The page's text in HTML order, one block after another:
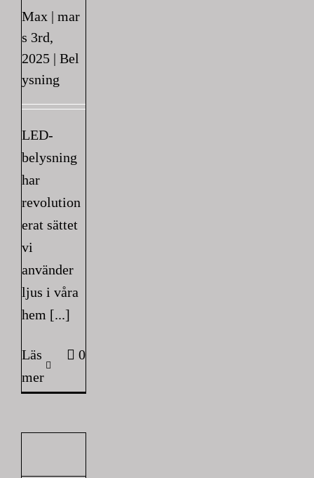
Max | mar
s 3rd,
2025 | Bel
ysning
LED-
belysning
har
revolution
erat sättet
vi
använder
ljus i våra
hem [...]
Läs
mer
0